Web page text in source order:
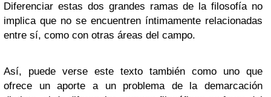
Diferenciar estas dos grandes ramas de la filosofía no
implica que no se encuentren íntimamente relacionadas
entre sí, como con otras áreas del campo.
Así, puede verse este texto también como uno que
ofrece un aporte a un problema de la demarcación